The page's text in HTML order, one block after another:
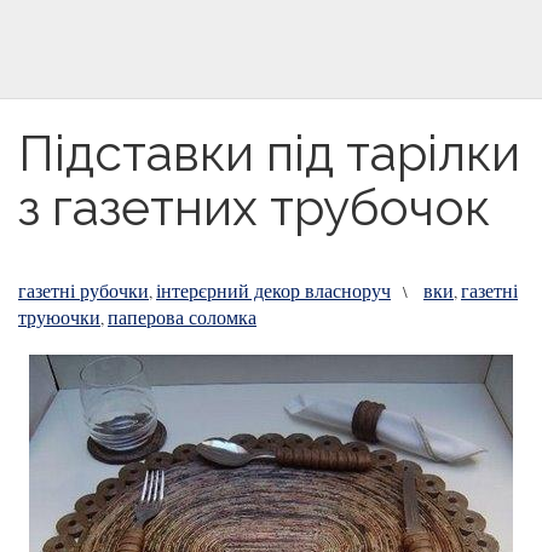
Підставки під тарілки
з газетних трубочок
газетні рубочки,інтерєрний декор власноруч \ вки,газетні
труюочки,паперова соломка